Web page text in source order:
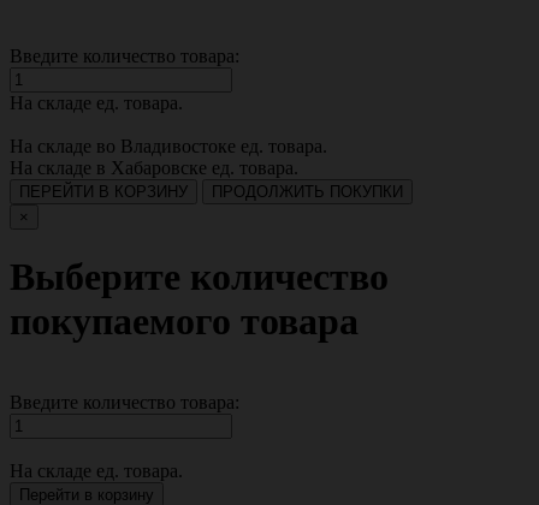
Введите количество товара:
На складе ед. товара.
На складе во Владивостоке ед. товара.
На складе в Хабаровске ед. товара.
ПЕРЕЙТИ В КОРЗИНУ
ПРОДОЛЖИТЬ ПОКУПКИ
×
Выберите количество
покупаемого товара
Введите количество товара:
На складе ед. товара.
Перейти в корзину